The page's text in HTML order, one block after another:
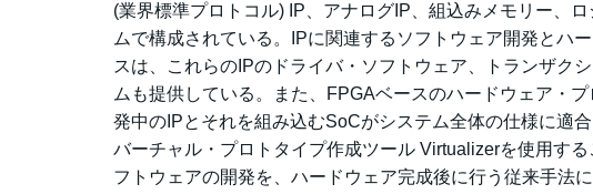
(業界標準プロトコル) IP、アナログIP、組込みメモリー、
ムで構成されている。IPに関連するソフトウェア開発とハ
スは、これらのIPのドライバ・ソフトウェア、トランザク
ムも提供している。また、FPGAベースのハードウェア・
発中のIPとそれを組み込むSoCがシステム全体の仕様に適
バーチャル・プロトタイプ作成ツール Virtualizerを使用す
フトウェアの開発を、ハードウェア完成後に行う従来手法